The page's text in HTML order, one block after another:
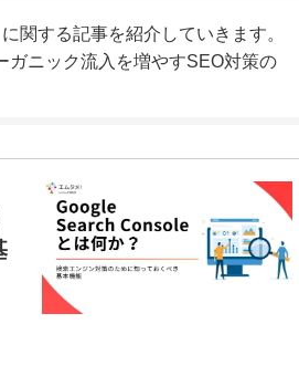
関する記事を紹介していきます。
ガニック流入を増やすSEO対策の